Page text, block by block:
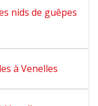
nids de guêpes
à Venelles